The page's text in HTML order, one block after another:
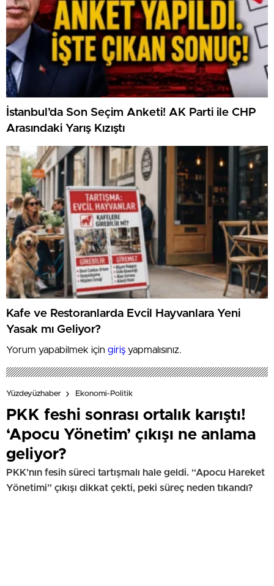
İstanbul’da Son Seçim Anketi! AK Parti ile CHP
Arasındaki Yarış Kızıştı
Kafe ve Restoranlarda Evcil Hayvanlara Yeni
Yasak mı Geliyor?
Yorum yapabilmek için giriş yapmalısınız.
Yüzdeyüzhaber Ekonomi-Politik
PKK feshi sonrası ortalık karıştı!
‘Apocu Yönetim’ çıkışı ne anlama
geliyor?
PKK’nın fesih süreci tartışmalı hale geldi. “Apocu Hareket
Yönetimi” çıkışı dikkat çekti, peki süreç neden tıkandı?